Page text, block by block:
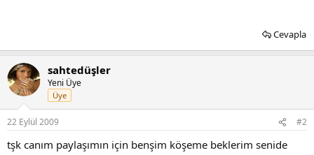
Cevapla
sahtedüşler
Yeni Üye
Üye
22 Eylül 2009 #2
tşk canım paylaşımın için benşim köşeme beklerim senide